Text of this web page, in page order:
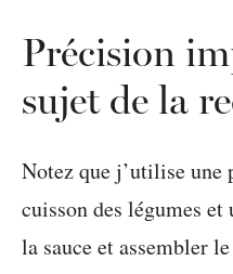
Précision
sujet de la
Notez que j’utilise une
cuisson des légumes
la sauce et assembler